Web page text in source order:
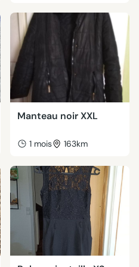
Manteau noir XXL
1 mois 163km